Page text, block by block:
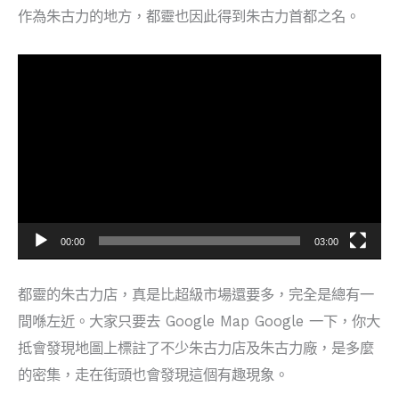
作為朱古力的地方，都靈也因此得到朱古力首都之名。
00:00 03:00
都靈的朱古力店，真是比超級市場還要多，完全是總有一
間喺左近。大家只要去 Google Map Google 一下，你大
抵會發現地圖上標註了不少朱古力店及朱古力廠，是多麼
的密集，走在街頭也會發現這個有趣現象。